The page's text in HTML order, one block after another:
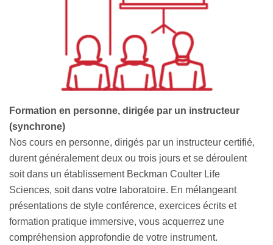
Formation en personne, dirigée par un instructeur
(synchrone)
Nos cours en personne, dirigés par un instructeur certifié,
durent généralement deux ou trois jours et se déroulent
soit dans un établissement Beckman Coulter Life
Sciences, soit dans votre laboratoire. En mélangeant
présentations de style conférence, exercices écrits et
formation pratique immersive, vous acquerrez une
compréhension approfondie de votre instrument.